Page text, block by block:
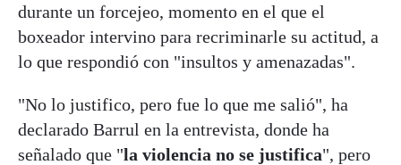
durante un forcejeo, momento en el que el
boxeador intervino para recriminarle su actitud, a
lo que respondió con "insultos y amenazadas".
"No lo justifico, pero fue lo que me salió", ha
declarado Barrul en la entrevista, donde ha
señalado que "la violencia no se justifica", pero